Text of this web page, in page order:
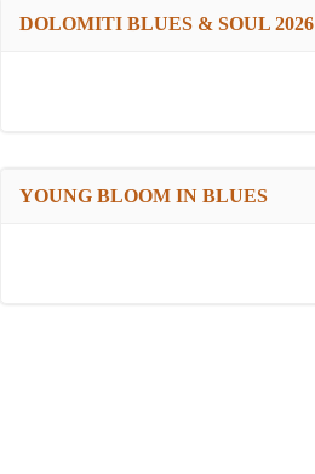
DOLOMITI BLUES & SOUL 2026
YOUNG BLOOM IN BLUES